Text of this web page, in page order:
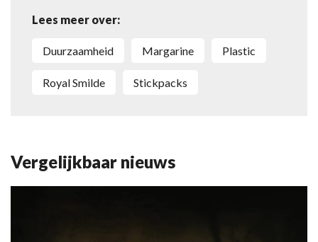
Lees meer over:
duurzaamheid margarine plastic
Royal Smilde stickpacks
Vergelijkbaar nieuws